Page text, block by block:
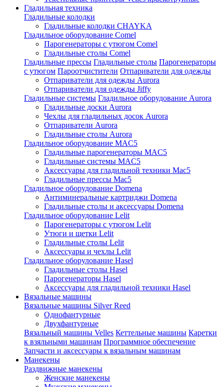
Гладильная техника
Гладильные колодки
Гладильные колодки CHAYKA
Гладильное оборудование Comel
Парогенераторы с утюгом Comel
Гладильные столы Comel
Гладильные прессы Гладильные столы Парогенераторы
с утюгом Пароотчистители Отпариватели для одежды
Отпариватели для одежды Aurora
Отпариватели для одежды Jiffy
Гладильные системы Гладильное оборудование Aurora
Гладильные доски Aurora
Чехлы для гладильных досок Aurora
Отпариватели Aurora
Гладильные столы Aurora
Гладильное оборудование MAC5
Гладильные парогенераторы MAC5
Гладильные системы MAC5
Аксессуары для гладильной техники Mac5
Гладильные прессы Mac5
Гладильное оборудование Domena
Антиминеральные картриджи Domena
Гладильные столы и аксессуары Domena
Гладильное оборудование Lelit
Парогенераторы с утюгом Lelit
Утюги и щетки Lelit
Гладильные столы Lelit
Аксессуары и чехлы Lelit
Гладильное оборулование Hasel
Гладильные столы Hasel
Парогенераторы Hasel
Аксессуары для гладильной техники Hasel
Вязальные машины
Вязальные машины Silver Reed
Однофантурные
Двухфантурные
Вязальный машины Velles Кеттельные машины Каретки
к взяльными машинам Программное обеспечение
Запчасти и аксессуары к вязальным машинам
Манекены
Раздвижные манекены
Женские манекены